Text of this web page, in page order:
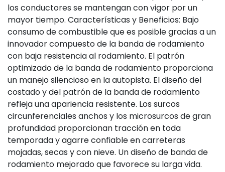
los conductores se mantengan con vigor por un
mayor tiempo. Características y Beneficios: Bajo
consumo de combustible que es posible gracias a un
innovador compuesto de la banda de rodamiento
con baja resistencia al rodamiento. El patrón
optimizado de la banda de rodamiento proporciona
un manejo silencioso en la autopista. El diseño del
costado y del patrón de la banda de rodamiento
refleja una apariencia resistente. Los surcos
circunferenciales anchos y los microsurcos de gran
profundidad proporcionan tracción en toda
temporada y agarre confiable en carreteras
mojadas, secas y con nieve. Un diseño de banda de
rodamiento mejorado que favorece su larga vida.